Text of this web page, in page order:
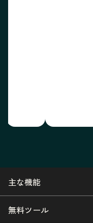
主な機能
無料ツール